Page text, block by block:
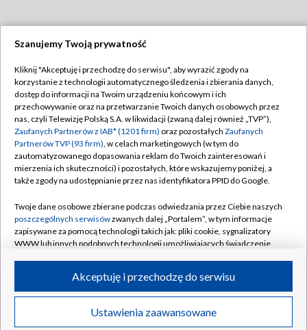
TVP
Abonament TVP
Emisja w TVP
Centrum informacji TVP
Naziemna Telewizja Cyfrowa
Rada Programowa
System NOS
Informacje o nadawcy
Program dla prasy
Ogłoszenie przetargowe
Regulamin TVP
Polityka prywatności
Moje zgody
Pomoc
Kontakt
Kanały
©2026 Telewizja Polska S.A. w likwidacji
Szanujemy Twoją prywatność
Kliknij "Akceptuję i przechodzę do serwisu", aby wyrazić zgody na
korzystanie z technologii automatycznego śledzenia i zbierania danych,
dostęp do informacji na Twoim urządzeniu końcowym i ich
przechowywanie oraz na przetwarzanie Twoich danych osobowych przez
nas, czyli Telewizję Polską S.A. w likwidacji (zwaną dalej również „TVP”),
Zaufanych Partnerów z IAB* (1201 firm) oraz pozostałych Zaufanych
Partnerów TVP (93 firm), w celach marketingowych (w tym do
zautomatyzowanego dopasowania reklam do Twoich zainteresowań i
mierzenia ich skuteczności) i pozostałych, które wskazujemy poniżej, a
także zgody na udostępnianie przez nas identyfikatora PPID do Google.
Twoje dane osobowe zbierane podczas odwiedzania przez Ciebie naszych
poszczególnych serwisówzwanych dalej „Portalem”, w tym informacje
zapisywane za pomocą technologii takich jak: pliki cookie, sygnalizatory
WWW lub innych podobnych technologii umożliwiających świadczenie
ruchu w Internecie.
Twoje dane osobowe zbierane podczas odwiedzania przez Ciebie
poszczególnych serwisówna Portalu, takie jak adresy IP, identyfikatory
Ustawienia zaawansowane
Akceptuję i przechodzę do serwisu